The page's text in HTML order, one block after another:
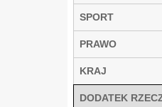
SPORT
PRAWO
KRAJ
DODATEK